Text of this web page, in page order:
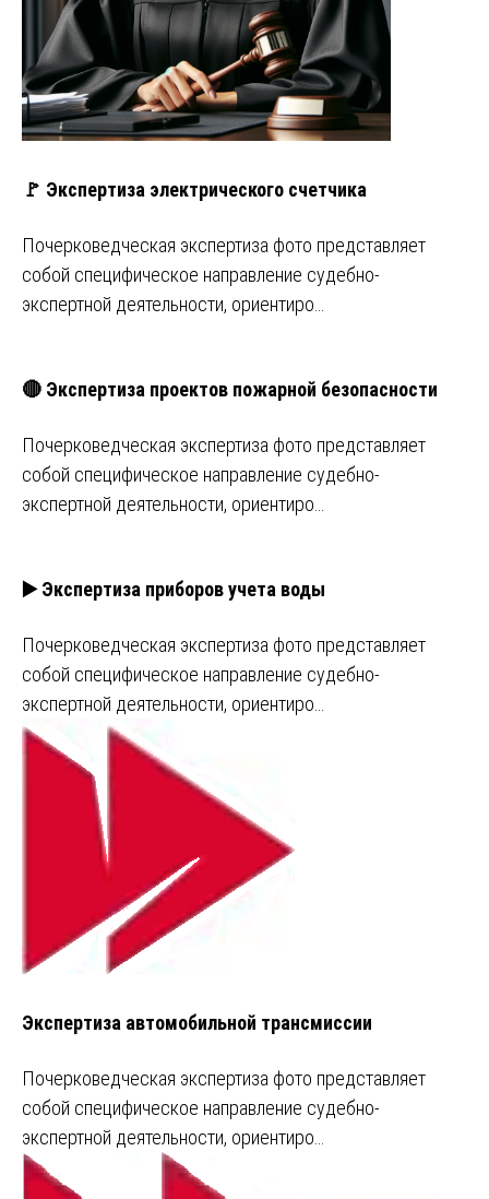
🚩 Экспертиза электрического счетчика
Почерковедческая экспертиза фото представляет
собой специфическое направление судебно-
экспертной деятельности, ориентиро…
🔴 Экспертиза проектов пожарной безопасности
Почерковедческая экспертиза фото представляет
собой специфическое направление судебно-
экспертной деятельности, ориентиро…
▶️ Экспертиза приборов учета воды
Почерковедческая экспертиза фото представляет
собой специфическое направление судебно-
экспертной деятельности, ориентиро…
Экспертиза автомобильной трансмиссии
Почерковедческая экспертиза фото представляет
собой специфическое направление судебно-
экспертной деятельности, ориентиро…